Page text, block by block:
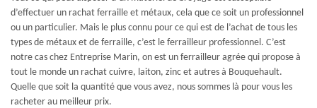
d’effectuer un rachat ferraille et métaux, cela que ce soit un professionnel
ou un particulier. Mais le plus connu pour ce qui est de l’achat de tous les
types de métaux et de ferraille, c’est le ferrailleur professionnel. C’est
notre cas chez Entreprise Marin, on est un ferrailleur agrée qui propose à
tout le monde un rachat cuivre, laiton, zinc et autres à Bouquehault.
Quelle que soit la quantité que vous avez, nous sommes là pour vous les
racheter au meilleur prix.